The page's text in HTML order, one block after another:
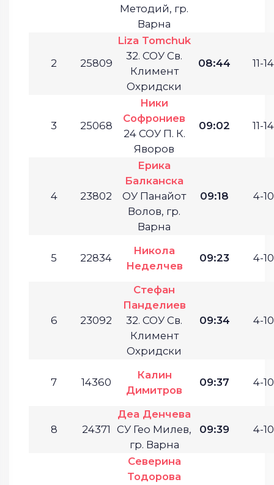
Методий, гр.
Варна
2 25809
Liza Tomchuk
32. СОУ Св.
Климент
Охридски
08:44 11-
3 25068
Ники
Софрониев
24 СОУ П. К.
Яворов
09:02 11-
4 23802
Ерика
Балканска
ОУ Панайот
Волов, гр.
Варна
09:18 4-
5 22834
Никола
Неделчев
09:23 4-
6 23092
Стефан
Панделиев
32. СОУ Св.
Климент
Охридски
09:34 4-
7 14360
Калин
Димитров
09:37 4-
8 24371
Деа Денчева
СУ Гео Милев,
гр. Варна
09:39 4-
Северина
Тодорова